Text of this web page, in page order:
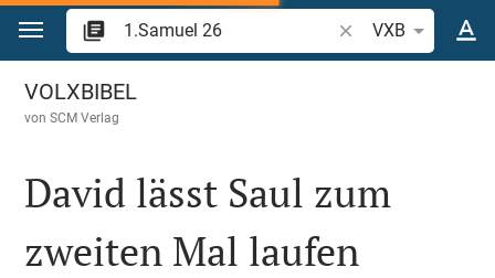
Zum Inhalt springen
Bibelstelle oder
VXB
1.Samuel 26
VOLXBIBEL
vonSCM Verlag
David lässt Saul zum
zweiten Mal laufen